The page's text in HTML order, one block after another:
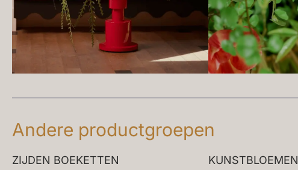
Andere productgroepen
ZIJDEN BOEKETTEN KUNSTBLOEMEN